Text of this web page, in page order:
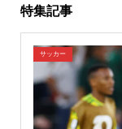
特集記事
サッカー